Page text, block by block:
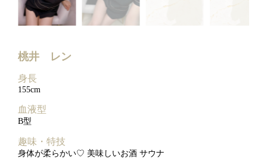
桃井 レン
身長
155cm
血液型
B型
趣味・特技
身体が柔らかい♡ 美味しいお酒 サウナ